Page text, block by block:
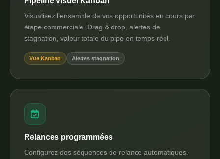
Visualisez l'ensemble de vos opportunités en cours par
étape commerciale. Drag & drop, alertes de
stagnation, valeur totale du pipe en temps réel.
Vue Kanban Alertes stagnation
Relances programmées
Configurez des séquences de relance automatiques.